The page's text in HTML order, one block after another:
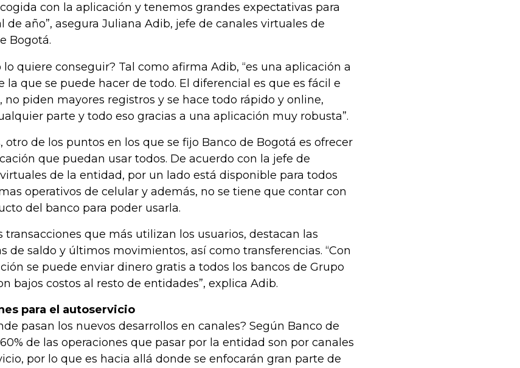
con la aplicación y tenemos grandes expectativas para
de año”, asegura Juliana Adib, jefe de canales virtuales de
Bogotá.
lo quiere conseguir? Tal como afirma Adib, “es una aplicación a
la que se puede hacer de todo. El diferencial es que es fácil e
no piden mayores registros y se hace todo rápido y online,
parte y todo eso gracias a una aplicación muy robusta”.
otro de los puntos en los que se fijo Banco de Bogotá es ofrecer
que puedan usar todos. De acuerdo con la jefe de
de la entidad, por un lado está disponible para todos
operativos de celular y además, no se tiene que contar con
del banco para poder usarla.
transacciones que más utilizan los usuarios, destacan las
de saldo y últimos movimientos, así como transferencias. “Con
se puede enviar dinero gratis a todos los bancos de Grupo
bajos costos al resto de entidades”, explica Adib.
para el autoservicio
pasan los nuevos desarrollos en canales? Según Banco de
de las operaciones que pasar por la entidad son por canales
por lo que es hacia allá donde se enfocarán gran parte de